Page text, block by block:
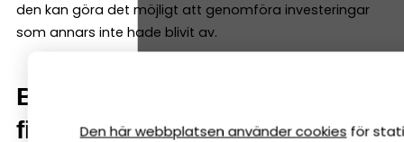
den kan göra det möjligt att genomföra investeringar
som annars inte hade blivit av.
Banken är ofta med i
finansieringen
Den här webbplatsen använder cookies för